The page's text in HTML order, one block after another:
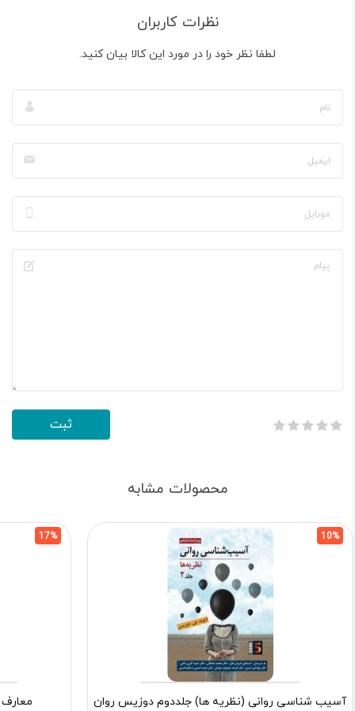
نظرات کاربران
لطفا نظر خود را در مورد این کالا بیان کنید.
محصولات مشابه
10%
آسیب شناسی روانی (نظریه ها) جلددوم دوزیس روان
17%